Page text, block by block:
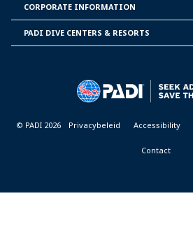
INFORMATION
CORPORATE INFORMATION
PADI DIVE CENTERS & RESORTS
© PADI 2026 Privacybeleid Accessibility
Contact